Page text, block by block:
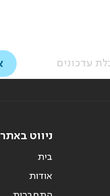
ניווט באתר
בית
אודות